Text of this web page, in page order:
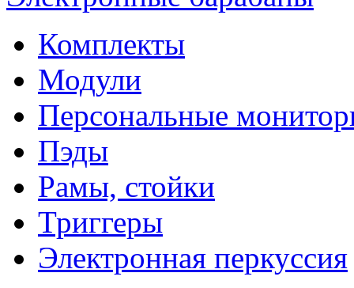
Комплекты
Модули
Персональные
Пэды
Рамы, стойки
Триггеры
Электронная перкуссия